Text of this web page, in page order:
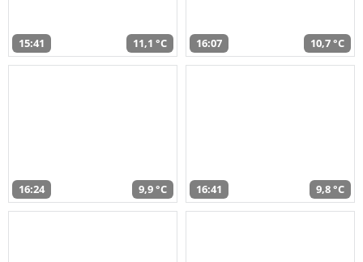
15:41 11,1 °C 16:07 10,7 °C
16:24 9,9 °C 16:41 9,8 °C